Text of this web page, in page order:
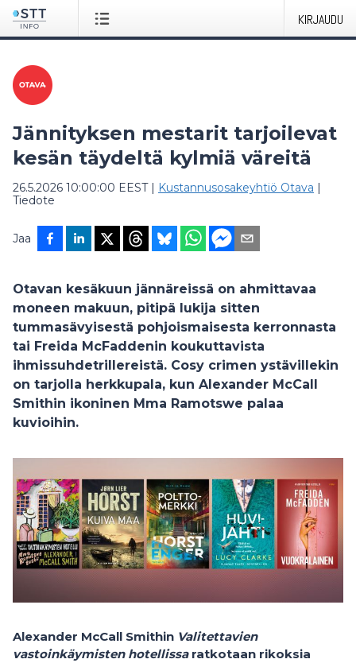
KIRJAUDU
Jännityksen mestarit tarjoilevat
kesän täydeltä kylmiä väreitä
26.5.2026 10:00:00 EEST| Kustannusosakeyhtiö Otava |
Tiedote
Jaa
Otavan kesäkuun jännäreissä on ahmittavaa
moneen makuun, pitipä lukija sitten
tummasävyisestä pohjoismaisesta kerronnasta
tai Freida McFaddenin koukuttavista
ihmissuhdetrillereistä. Cosy crimen ystävillekin
on tarjolla herkkupala, kun Alexander McCall
Smithin ikoninen Mma Ramotswe palaa
kuvioihin.
Alexander McCall Smithin Valitettavien
vastoinkäymisten hotellissaratkotaan rikoksia